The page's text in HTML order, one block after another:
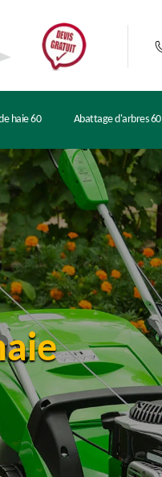
haie 60 Abattage d'arbres 60